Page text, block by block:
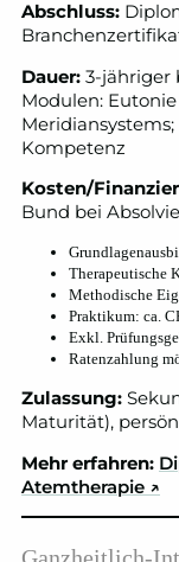
Abschluss:
Dauer: 3-jähriger
Modulen:
Kompetenz
Kosten/
Bund bei
Therapeutische
Methodische
Praktikum: ca.
Exkl.
Ratenzahlung
Zulassung:
Maturität),
Mehr erfahren:
Atemtherapie ↗